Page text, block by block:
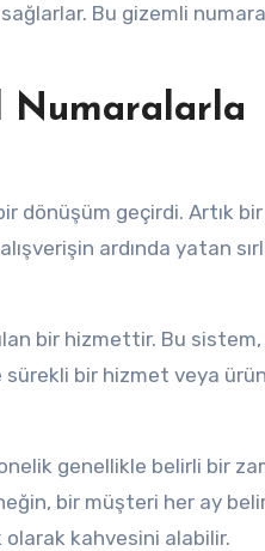
Bu gizemli
Numaralarla
dönüşüm geçirdi. Artık
ardında yatan
bir hizmettir. Bu sistem,
sürekli bir hizmet veya ürün
genellikle belirli bir
bir müşteri her ay
kahvesini alabilir.